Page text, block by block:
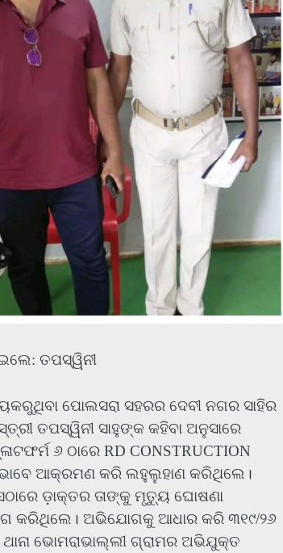
ତପସ୍ୱିନୀ
ପୋଲସରା ସହରର ଦେବୀ ନଗର ସାହିର
ତପସ୍ୱିନୀ ସାହୁଙ୍କ କହିବା ଅନୁସାରେ
୬ ଠାରେ RD CONSTRUCTION
ଭାବେ ଆକ୍ରମଣ କରି ଲହୁଲୁହାଣ କରିଥିଲେ।
ଡ଼ାକ୍ତର ତାଙ୍କୁ ମୃତ୍ୟୁ ଘୋଷଣା
କରିଥିଲେ। ଅଭିଯୋଗକୁ ଆଧାର କରି ୩୧୯/୨୬
ଭୋମରାଭାଲ୍ଲୀ ଗ୍ରାମର ଅଭିଯୁକ୍ତ